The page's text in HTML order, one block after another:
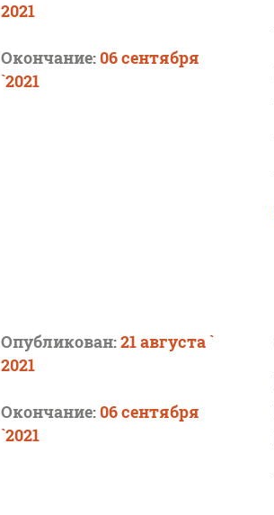
2021
Окончание:06 сентября
`2021
Опубликован:21 августа `
2021
Окончание:06 сентября
`2021